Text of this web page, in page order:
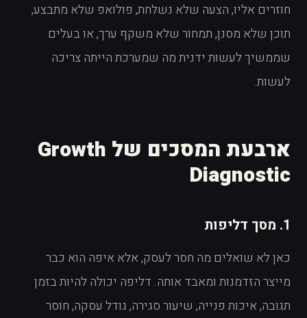
חוזרים אליו, הצעה שלא נשלחת, פולואפ שלא מתבצע,
תוכן שלא מסנן, תמחור שלא משקף ערך, או בעלים
שממשיך לעשות ידנית מה שמערכת הייתה צריכה
לעשות.
ארבעת המסכים של Growth
Diagnostic
1. מסך דליפות
כאן לא שואלים מה חסר לעסק, אלא איפה הוא כבר
מייצר הזדמנות ומאבד אותה. דליפה יכולה להיות בזמן
תגובה, איכות פנייה, שיעור סגירה, גודל עסקה, חוסר